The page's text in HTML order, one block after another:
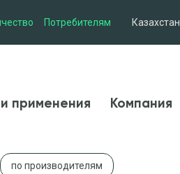
Потребителям Казахстан
применения Компания
по производителям